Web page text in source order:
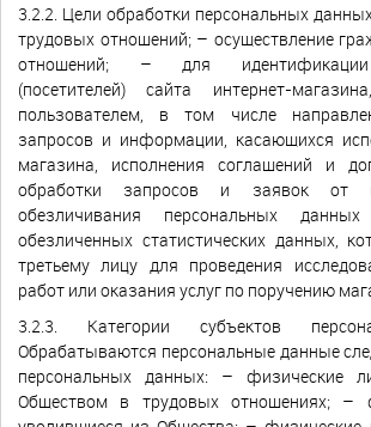
3.2.2. Цели обработки персональных
трудовых отношений; – осуществление
отношений; – для идентификации
(посетителей) сайта интернет-
пользователем, в том числе
запросов и информации, касающихся
магазина, исполнения соглашений и
обработки запросов и заявок от
обезличивания персональных
обезличенных статистических данных,
третьему лицу для проведения
работ или оказания услуг по поручению
3.2.3. Категории субъектов
Обрабатываются персональные данные
персональных данных: – физические
Обществом в трудовых отношениях; –